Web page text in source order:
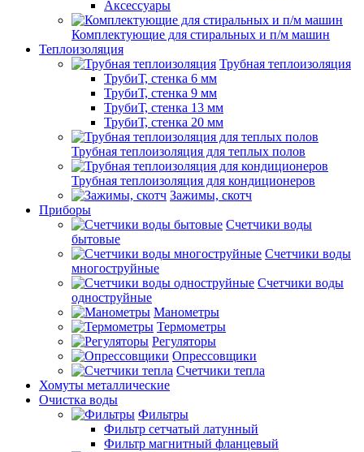
Аксессуары
Комплектующие для стиральных и п/м машин
Теплоизоляция
Трубная теплоизоляция
ТрубиТ, стенка 6 мм
ТрубиТ, стенка 9 мм
ТрубиТ, стенка 13 мм
ТрубиТ, стенка 20 мм
Трубная теплоизоляция для теплых полов
Трубная теплоизоляция для кондиционеров
Зажимы, скотч
Приборы
Счетчики воды
бытовые
Счетчики воды
многоструйные
Счетчики воды
одноструйные
Манометры
Термометры
Регуляторы
Опрессовщики
Счетчики тепла
Хомуты металлические
Очистка воды
Фильтры
Фильтр сетчатый латунный
Фильтр магнитный фланцевый